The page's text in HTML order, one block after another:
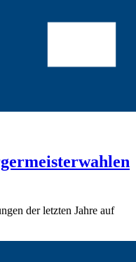
der letzten Jahre auf